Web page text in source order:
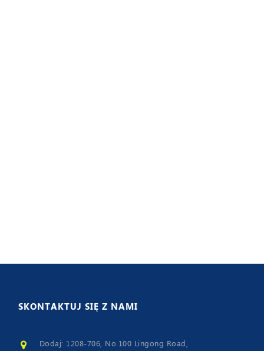
SKONTAKTUJ SIĘ Z NAMI
Dodaj: 1208-706, No.100 Lingong Road,